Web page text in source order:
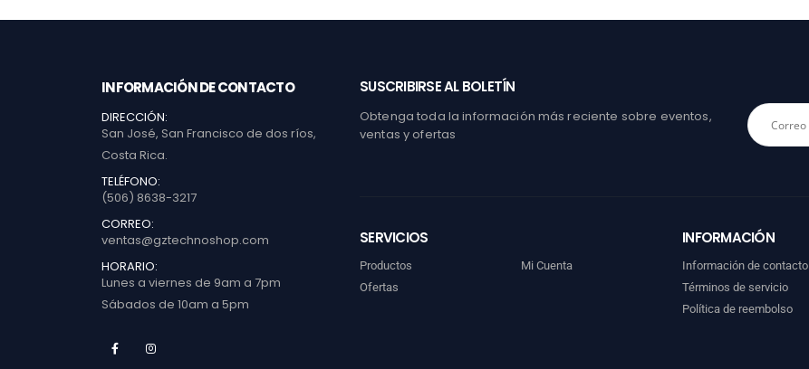
INFORMACIÓN DE CONTACTO
DIRECCIÓN:
San José, San Francisco de dos ríos,
Costa Rica.
TELÉFONO:
(506) 8638-3217
CORREO:
ventas@gztechnoshop.com
HORARIO:
Lunes a viernes de 9am a 7pm
Sábados de 10am a 5pm
SUSCRIBIRSE AL BOLETÍN
Obtenga toda la información más reciente sobre eventos,
ventas y ofertas
SERVICIOS
Productos
Ofertas
Mi Cuenta
INFORMACIÓN
Información de contacto
Términos de servicio
Política de reembolso